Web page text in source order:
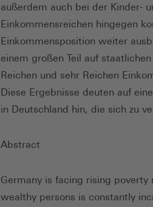
außerdem auch bei der Kinder-
Einkommensreichen hingegen
Einkommensposition weiter
einem großen Teil auf
Reichen und sehr Reichen
Diese Ergebnisse deuten auf
in Deutschland hin, die sich zu
Abstract
Germany is facing rising
wealthy persons is constantly